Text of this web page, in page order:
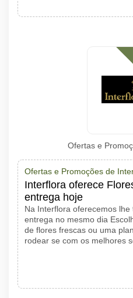
Ofertas e
Ofertas e Promoções de
Interflora oferece
entrega hoje
Na Interflora oferecemos
entrega no mesmo dia
de flores frescas ou uma
rodear se com os melhores